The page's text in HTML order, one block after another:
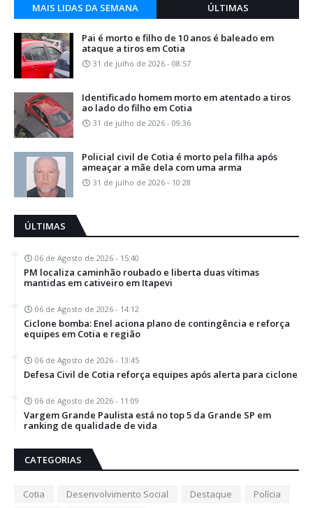
MAIS LIDAS DA SEMANA ÚLTIMAS
Pai é morto e filho de 10 anos é baleado em
ataque a tiros em Cotia
31 de julho de 2026 - 08:57
Identificado homem morto em atentado a tiros
ao lado do filho em Cotia
31 de julho de 2026 - 09:36
Policial civil de Cotia é morto pela filha após
ameaçar a mãe dela com uma arma
31 de julho de 2026 - 10:28
ÚLTIMAS
06 de Agosto de 2026 - 15:40
PM localiza caminhão roubado e liberta duas vítimas
mantidas em cativeiro em Itapevi
06 de Agosto de 2026 - 14:12
Ciclone bomba: Enel aciona plano de contingência e reforça
equipes em Cotia e região
06 de Agosto de 2026 - 13:45
Defesa Civil de Cotia reforça equipes após alerta para ciclone
06 de Agosto de 2026 - 11:09
Vargem Grande Paulista está no top 5 da Grande SP em
ranking de qualidade de vida
CATEGORIAS
Cotia Desenvolvimento Social Destaque
Polícia